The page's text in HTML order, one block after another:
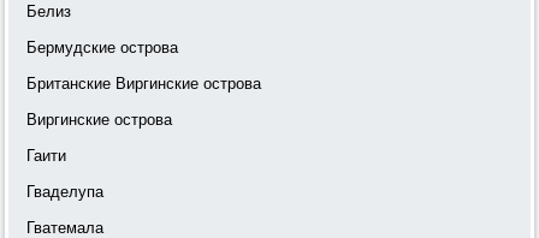
Белиз
Бермудские острова
Британские Виргинские острова
Виргинские острова
Гаити
Гваделупа
Гватемала